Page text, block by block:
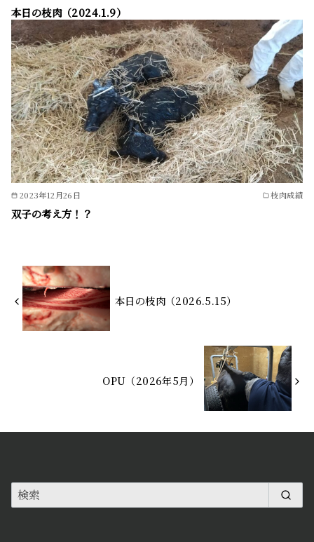
本日の枝肉（2024.1.9）
2023年12月26日 枝肉成績
双子の考え方！？
本日の枝肉（2026.5.15）
OPU（2026年5月）